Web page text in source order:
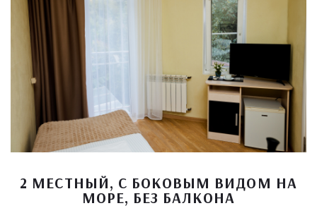
2 МЕСТНЫЙ, С БОКОВЫМ ВИДОМ НА
МОРЕ, БЕЗ БАЛКОНА